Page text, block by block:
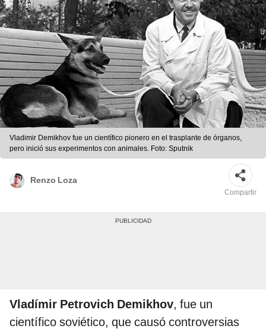
Vladimir Demikhov fue un científico pionero en el trasplante de órganos,
pero inició sus experimentos con animales. Foto: Sputnik
Renzo Loza
Compartir
Vladímir Petrovich Demikhov, fue un
científico soviético, que causó controversias